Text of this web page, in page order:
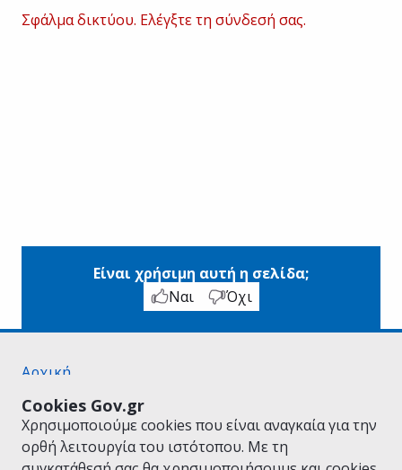
Cookies Gov.gr
Χρησιμοποιούμε cookies που είναι αναγκαία για την
ορθή λειτουργία του ιστότοπου. Με τη
Σφάλμα δικτύου. Ελέγξτε τη σύνδεσή σας.
Είναι χρήσιμη αυτή η σελίδα;
Ναι
Όχι
Αρχική
Όροι Χρήσης
Πολιτική Απορρήτου
Δήλωση προσβασιμότητας